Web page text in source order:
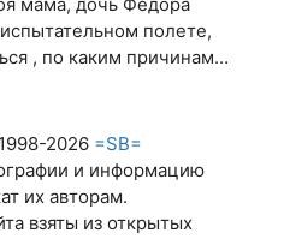
мама, дочь Федора
полете,
, по каким причинам…
2026 =SB=
и информацию
их авторам.
взяты из открытых